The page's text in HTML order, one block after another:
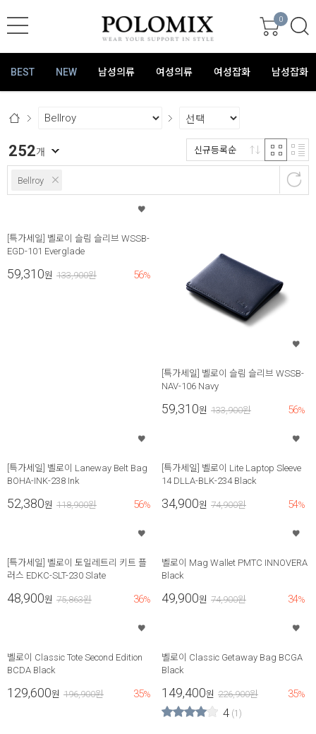
0
BEST NEW 남성의류 여성의류 여성잡화 남성잡화
Bellroy
252개 신규등록순
[특가세일] 벨로이 슬림 슬리브 WSSB-
EGD-101 Everglade
59,310원 133,900원 56%
[특가세일] 벨로이 슬림 슬리브 WSSB-
NAV-106 Navy
59,310원 133,900원 56%
[특가세일] 벨로이 Laneway Belt Bag
BOHA-INK-238 Ink
52,380원 118,900원 56%
[특가세일] 벨로이 Lite Laptop Sleeve
14 DLLA-BLK-234 Black
34,900원 74,900원 54%
[특가세일] 벨로이 토일레트리 키트 플
러스 EDKC-SLT-230 Slate
48,900원 75,863원 36%
벨로이 Mag Wallet PMTC INNOVERA
Black
49,900원 74,900원 34%
벨로이 Classic Tote Second Edition
BCDA Black
129,600원 196,900원 35%
벨로이 Classic Getaway Bag BCGA
Black
149,400원 226,900원 35%
4 (1)